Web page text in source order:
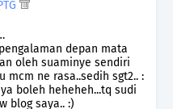
depan mata
oleh suaminye sendiri
mcm ne rasa..sedih sgt2.. :
boleh heheheh...tq sudi
blog saya.. :)